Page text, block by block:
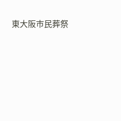
東大阪市民葬祭